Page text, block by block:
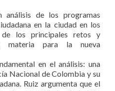
de los programas
en la ciudad en los
los principales retos y
materia para la nueva
en el análisis: una
Nacional de Colombia y su
Ruiz argumenta que el